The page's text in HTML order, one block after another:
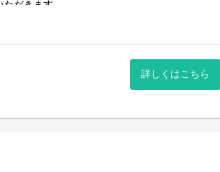
システムを作るだけでなく、活用までを完遂す
ック
だきます。
・倉庫業で、案件規模は数千万円～数億円、
単価の企業向けソフトウェア・ソリューション
トの進化を牽引する。
詳しくはこちら